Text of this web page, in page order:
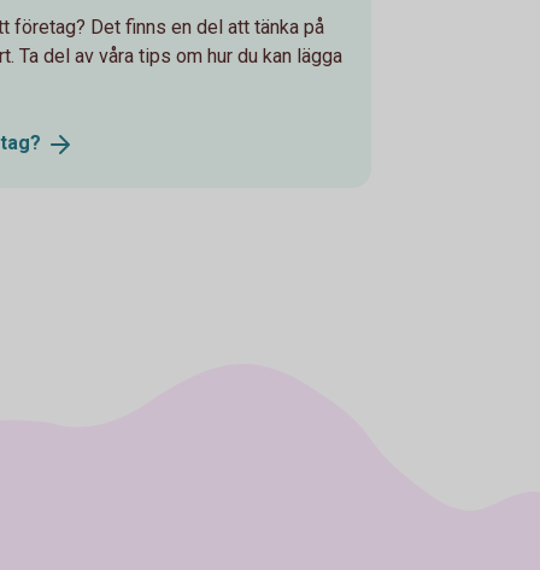
företag? Det finns en del att tänka på
Ta del av våra tips om hur du kan lägga